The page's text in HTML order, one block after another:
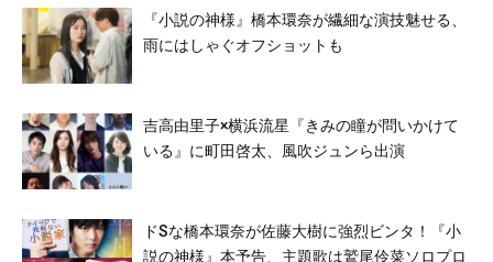
『小説の神様』橋本環奈が繊細な演技魅せる、
雨にはしゃぐオフショットも
吉高由里子×横浜流星『きみの瞳が問いかけて
いる』に町田啓太、風吹ジュンら出演
ドSな橋本環奈が佐藤大樹に強烈ビンタ！『小
説の神様』本予告、主題歌は鷲尾伶菜ソロプロ